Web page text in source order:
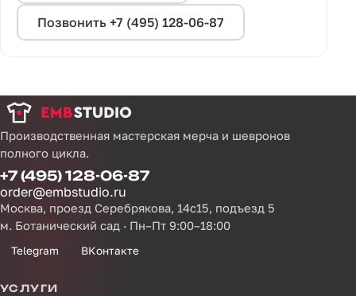
Позвонить +7 (495) 128-06-87
Производственная мастерская мерча и шевронов
полного цикла.
+7 (495) 128-06-87
order@embstudio.ru
Москва, проезд Серебрякова, 14с15, подъезд 5
м. Ботанический сад · Пн–Пт 9:00–18:00
Telegram ВКонтакте
УСЛУГИ